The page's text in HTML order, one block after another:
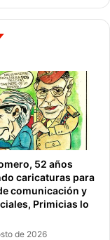
52 años
caricaturas para
comunicación y
Primicias lo
de 2026